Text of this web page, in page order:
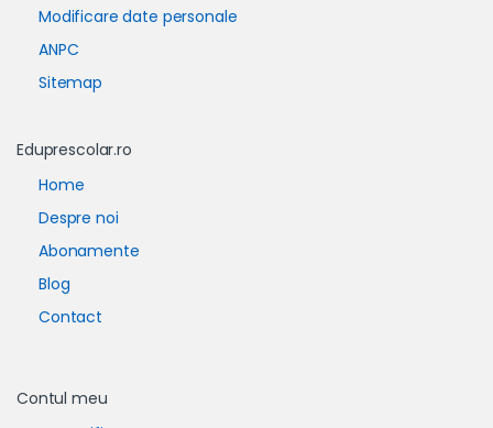
Modificare date personale
ANPC
Sitemap
Eduprescolar.ro
Home
Despre noi
Abonamente
Blog
Contact
Contul meu